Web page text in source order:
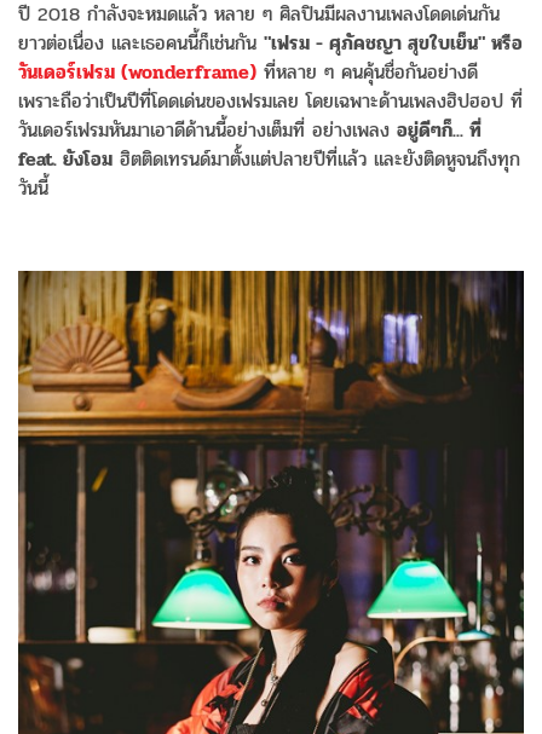
ปี 2018 กำลังจะหมดแล้ว หลาย ๆ ศิลปินมีผลงานเพลงโดดเด่นกัน
ยาวต่อเนื่อง และเธอคนนี้ก็เช่นกัน "เฟรม - ศุภัคชญา สุขใบเย็น" หรือ
วันเดอร์เฟรม (wonderframe) ที่หลาย ๆ คนคุ้นชื่อกันอย่างดี
เพราะถือว่าเป็นปีที่โดดเด่นของเฟรมเลย โดยเฉพาะด้านเพลงฮิปฮอป ที่
วันเดอร์เฟรมหันมาเอาดีด้านนี้อย่างเต็มที่ อย่างเพลง อยู่ดีๆก็... ที่
feat. ยังโอม ฮิตติดเทรนด์มาตั้งแต่ปลายปีที่แล้ว และยังติดหูจนถึงทุก
วันนี้